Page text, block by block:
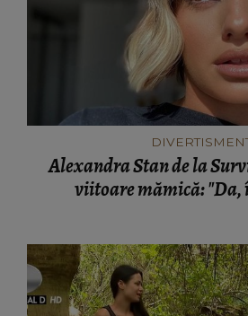
Alexandra Stan de la
viitoare mămică: "Da,